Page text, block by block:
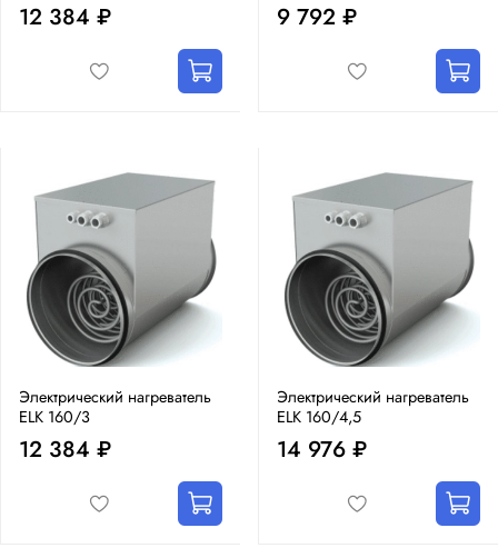
12 384 ₽ 9 792 ₽
Электрический нагреватель
ELK 160/3
12 384 ₽
Электрический нагреватель
ELK 160/4,5
14 976 ₽